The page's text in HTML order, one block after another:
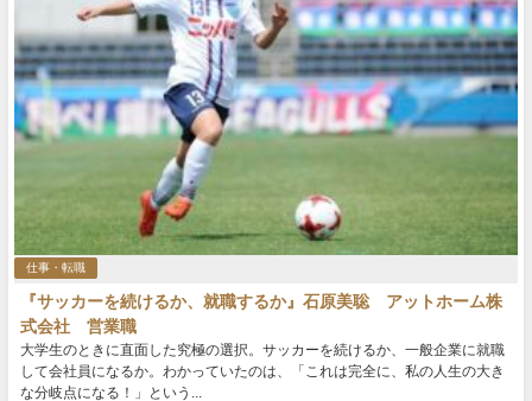
仕事・転職
『サッカーを続けるか、就職するか』石原美聡 アットホーム株
式会社 営業職
大学生のときに直面した究極の選択。サッカーを続けるか、一般企業に就職
して会社員になるか。わかっていたのは、「これは完全に、私の人生の大き
な分岐点になる！」という...